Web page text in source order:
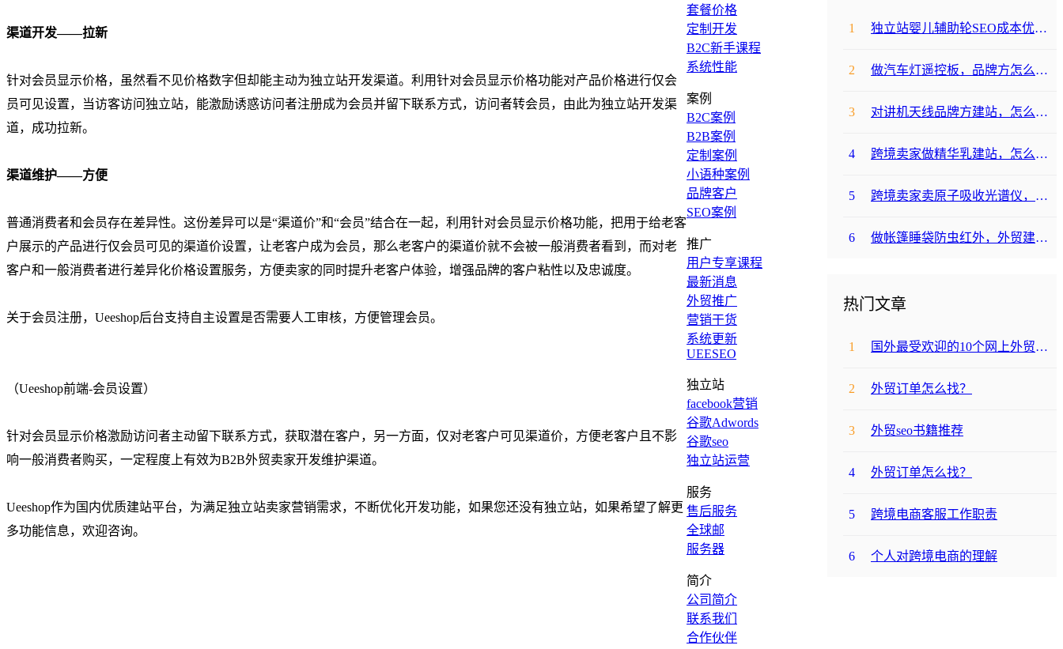
渠道开发——拉新
针对会员显示价格，虽然看不见价格数字但却能主动为独立站开发渠道。利用针对会员显示价格功能对产品价格进行仅会
员可见设置，当访客访问独立站，能激励诱惑访问者注册成为会员并留下联系方式，访问者转会员，由此为独立站开发渠
道，成功拉新。
渠道维护——方便
普通消费者和会员存在差异性。这份差异可以是“渠道价”和“会员”结合在一起，利用针对会员显示价格功能，把用于给老客
户展示的产品进行仅会员可见的渠道价设置，让老客户成为会员，那么老客户的渠道价就不会被一般消费者看到，而对老
客户和一般消费者进行差异化价格设置服务，方便卖家的同时提升老客户体验，增强品牌的客户粘性以及忠诚度。
关于会员注册，Ueeshop后台支持自主设置是否需要人工审核，方便管理会员。
（Ueeshop前端-会员设置）
针对会员显示价格激励访问者主动留下联系方式，获取潜在客户，另一方面，仅对老客户可见渠道价，方便老客户且不影
响一般消费者购买，一定程度上有效为B2B外贸卖家开发维护渠道。
Ueeshop作为国内优质建站平台，为满足独立站卖家营销需求，不断优化开发功能，如果您还没有独立站，如果希望了解更
多功能信息，欢迎咨询。
1 独立站婴儿辅助轮SEO成本优化咋避坑？
2 做汽车灯遥控板，品牌方怎么选平台避坑？
3 对讲机天线品牌方建站，怎么降低成本啊？
4 跨境卖家做精华乳建站，怎么选合适提升转化？
5 跨境卖家卖原子吸收光谱仪，选哪个建站平台合适？
6 做帐篷睡袋防虫红外，外贸建站平台哪个合适？
热门文章
1 国外最受欢迎的10个网上外贸购物网站
2 外贸订单怎么找？
3 外贸seo书籍推荐
4 外贸订单怎么找？
5 跨境电商客服工作职责
6 个人对跨境电商的理解
套餐价格
定制开发
B2C新手课程
系统性能
案例
B2C案例
B2B案例
定制案例
小语种案例
品牌客户
SEO案例
推广
用户专享课程
最新消息
外贸推广
营销干货
系统更新
UEESEO
独立站
facebook营销
谷歌Adwords
谷歌seo
独立站运营
服务
售后服务
全球邮
服务器
简介
公司简介
联系我们
合作伙伴